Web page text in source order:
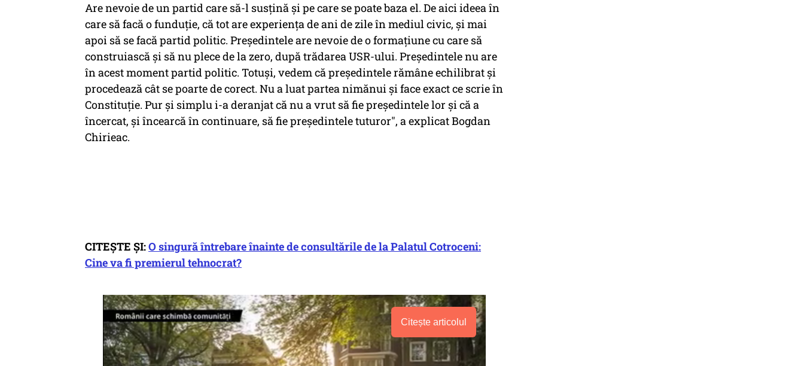
Are nevoie de un partid care să-l susțină și pe care se poate baza el. De aici ideea în
care să facă o funduție, că tot are experiența de ani de zile în mediul civic, și mai
apoi să se facă partid politic. Președintele are nevoie de o formațiune cu care să
construiască și să nu plece de la zero, după trădarea USR-ului. Președintele nu are
în acest moment partid politic. Totuși, vedem că președintele rămâne echilibrat și
procedează cât se poarte de corect. Nu a luat partea nimănui și face exact ce scrie în
Constituție. Pur și simplu i-a deranjat că nu a vrut să fie președintele lor și că a
încercat, și încearcă în continuare, să fie președintele tuturor", a explicat Bogdan
Chirieac.
CITEȘTE ȘI:O singură întrebare înainte de consultările de la Palatul Cotroceni:
Cine va fi premierul tehnocrat?
Citește articolul